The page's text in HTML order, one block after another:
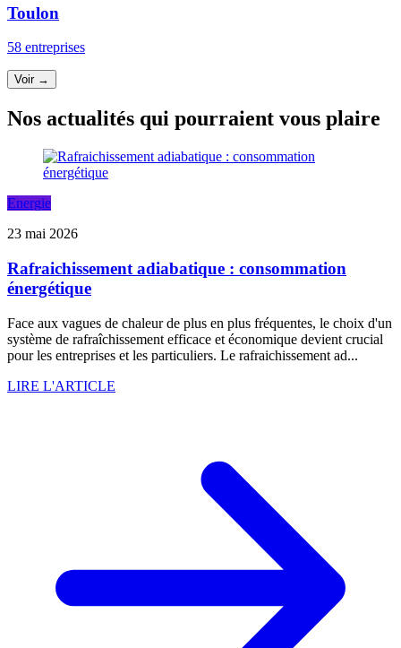
Toulon
58 entreprises
Voir →
Nos actualités qui pourraient vous plaire
Energie
23 mai 2026
Rafraichissement adiabatique : consommation
énergétique
Face aux vagues de chaleur de plus en plus fréquentes, le choix d'un
système de rafraîchissement efficace et économique devient crucial
pour les entreprises et les particuliers. Le rafraichissement ad...
LIRE L'ARTICLE